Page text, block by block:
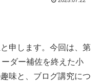
申します。今回は、第
ダー補佐を終えた小
味と、ブログ講究につ